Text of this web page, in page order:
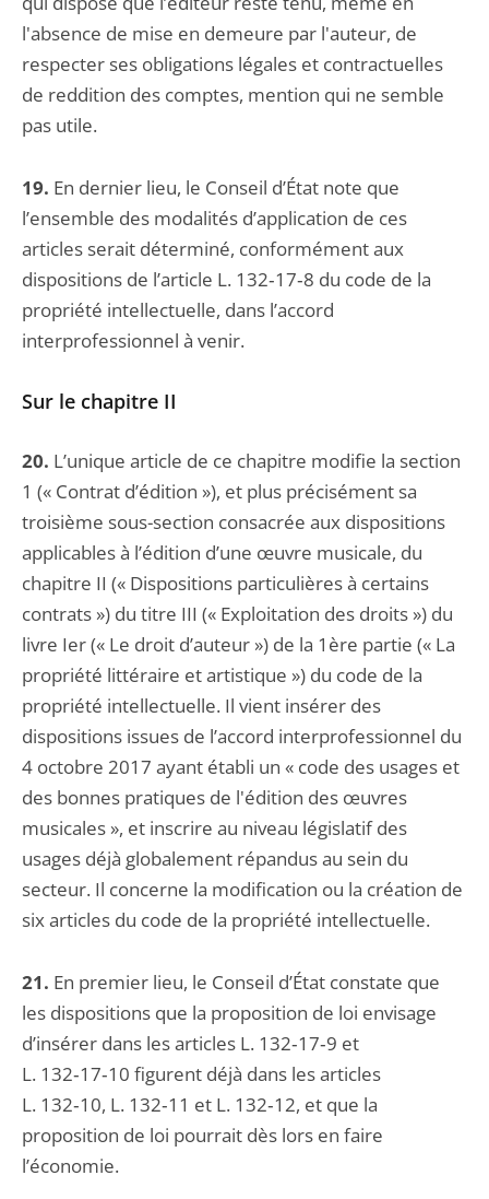
l'absence de mise en demeure par l'auteur, de
respecter ses obligations légales et contractuelles
de reddition des comptes, mention qui ne semble
pas utile.
19. En dernier lieu, le Conseil d’État note que
l’ensemble des modalités d’application de ces
articles serait déterminé, conformément aux
dispositions de l’article L. 132‑17‑8 du code de la
propriété intellectuelle, dans l’accord
interprofessionnel à venir.
Sur le chapitre II
20. L’unique article de ce chapitre modifie la section
1 (« Contrat d’édition »), et plus précisément sa
troisième sous-section consacrée aux dispositions
applicables à l’édition d’une œuvre musicale, du
chapitre II (« Dispositions particulières à certains
contrats ») du titre III (« Exploitation des droits ») du
livre Ier (« Le droit d’auteur ») de la 1ère partie (« La
propriété littéraire et artistique ») du code de la
propriété intellectuelle. Il vient insérer des
dispositions issues de l’accord interprofessionnel du
4 octobre 2017 ayant établi un « code des usages et
des bonnes pratiques de l'édition des œuvres
musicales », et inscrire au niveau législatif des
usages déjà globalement répandus au sein du
secteur. Il concerne la modification ou la création de
six articles du code de la propriété intellectuelle.
21. En premier lieu, le Conseil d’État constate que
les dispositions que la proposition de loi envisage
d’insérer dans les articles L. 132‑17‑9 et
L. 132‑17‑10 figurent déjà dans les articles
L. 132‑10, L. 132‑11 et L. 132‑12, et que la
proposition de loi pourrait dès lors en faire
l’économie.